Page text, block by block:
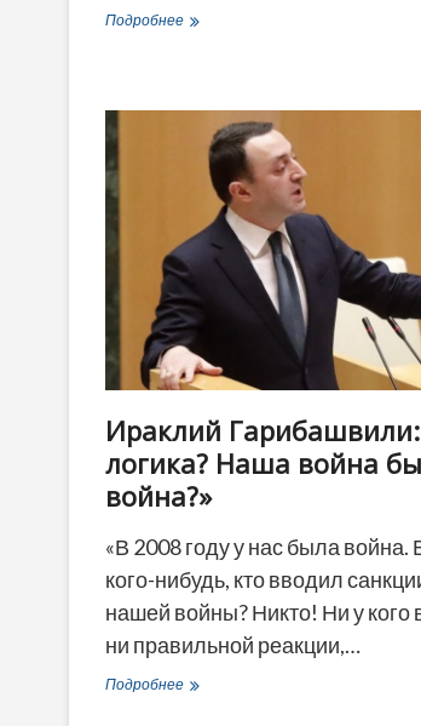
Подробнее«Грузинский
Зурабишвили
предупредила
правительство
Ираклий Гарибашвили:
логика? Наша война
война?»
«В 2008 году у нас была
кого-нибудь, кто вводил
нашей войны? Никто! Ни у кого
ни правильной реакции,…
ПодробнееИраклий